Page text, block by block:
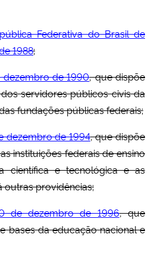
Federativa do Brasil de
1988;
dezembro de 1990, que dispõe
servidores públicos civis da
fundações públicas federais;
dezembro de 1994, que dispõe
instituições federais de ensino
científica e tecnológica e as
outras providências;
de dezembro de 1996, que
bases da educação nacional e